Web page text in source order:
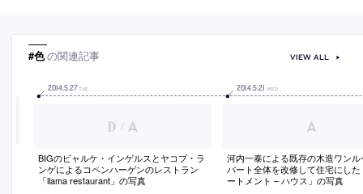
#色の関連記事
2014.5.27 TUE
BIGのビャルケ・インゲルスとヤコブ・ラ
ンゲによるコペンハーゲンのレストラン
「llama restaurant」の写真
2014.5.21 WED
河内一泰による既存の木造ワンル
パート全体を改修して住宅にした
ートメント – ハウス」の写真
VIEW ALL